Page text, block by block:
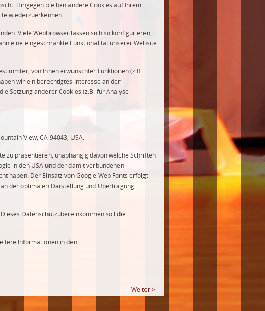
Hingegen bleiben andere Cookies auf Ihrem
wiederzuerkennen.
Viele Webbrowser lassen sich so konfigurieren,
eine eingeschränkte Funktionalität unserer Website
von Ihnen erwünschter Funktionen (z.B.
wir ein berechtigtes Interesse an der
Setzung anderer Cookies (z.B. für Analyse-
View, CA 94043, USA.
zu präsentieren, unabhängig davon welche Schriften
in den USA und der damit verbundenen
haben. Der Einsatz von Google Web Fonts erfolgt
der optimalen Darstellung und Übertragung
Datenschutzübereinkommen soll die
Informationen in den
Weiter >